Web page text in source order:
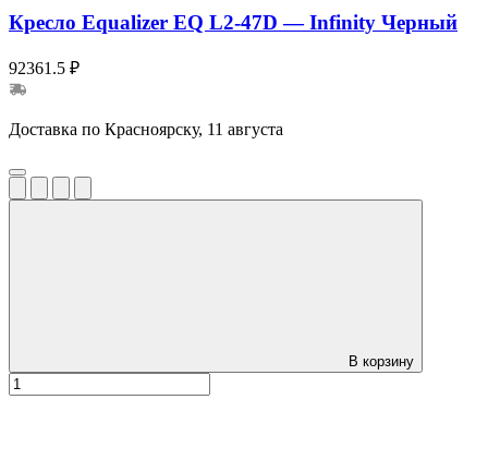
Кресло Equalizer EQ L2-47D — Infinity Черный
92361.5 ₽
Доставка по Красноярску, 11 августа
В корзину